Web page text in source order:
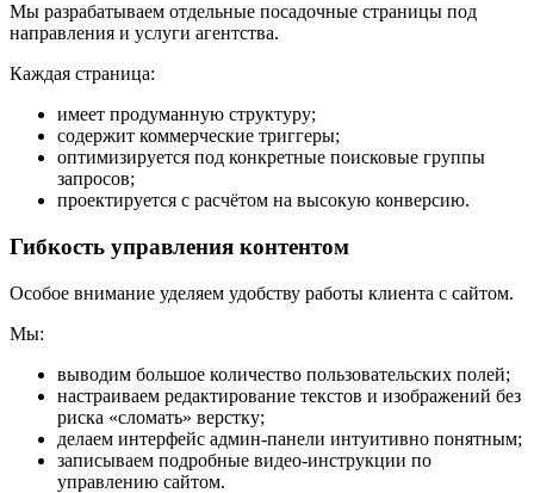
Мы разрабатываем отдельные посадочные страницы под
направления и услуги агентства.
Каждая страница:
имеет продуманную структуру;
содержит коммерческие триггеры;
оптимизируется под конкретные поисковые группы
запросов;
проектируется с расчётом на высокую конверсию.
Гибкость управления контентом
Особое внимание уделяем удобству работы клиента с сайтом.
Мы:
выводим большое количество пользовательских полей;
настраиваем редактирование текстов и изображений без
риска «сломать» верстку;
делаем интерфейс админ-панели интуитивно понятным;
записываем подробные видео-инструкции по
управлению сайтом.